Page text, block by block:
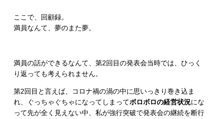
ここで、回顧録。
満員なんて、夢のまた夢。
満員の話ができるなんて、第2回目の発表会当時では、ひっく
り返っても考えられません。
第2回目と言えば、コロナ禍の渦の中に思いっきり巻き込ま
れ、ぐっちゃぐちゃになってしまってボロボロの経営状況にな
って先が全く見えない中、私が強行突破で発表会の継続を断行